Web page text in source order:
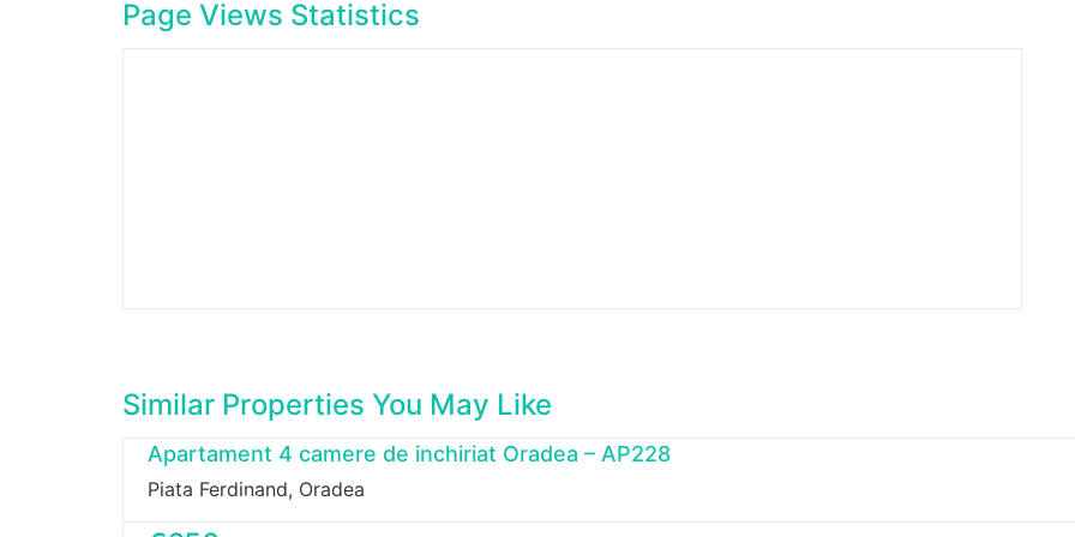
Page Views Statistics
Similar Properties You May Like
Apartament 4 camere de inchiriat Oradea – AP228
Piata Ferdinand, Oradea
Gabriel Stranici